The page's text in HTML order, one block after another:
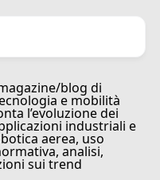
blog di
e mobilità
l’evoluzione dei
industriali e
aerea, uso
analisi,
sui trend